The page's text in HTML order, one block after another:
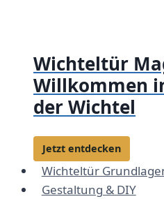
Wichteltür
Willkommen
der Wichtel
Jetzt entdecken
Wichteltür
Gestaltung & DIY